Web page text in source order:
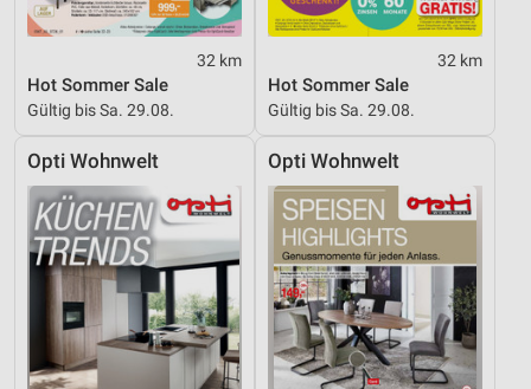
32 km
Hot Sommer Sale
Gültig bis Sa. 29.08.
32 km
Hot Sommer Sale
Gültig bis Sa. 29.08.
Opti Wohnwelt Opti Wohnwelt